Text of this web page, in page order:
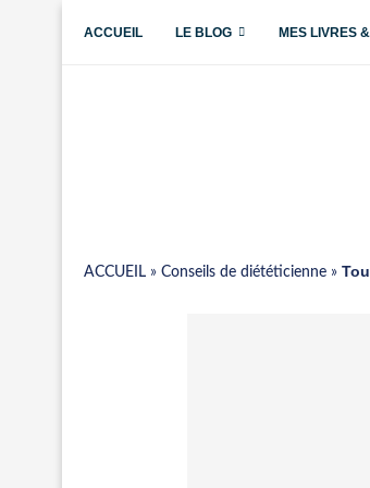
ACCUEIL LE BLOG MES LIVRES
ACCUEIL » Conseils de diététicienne »